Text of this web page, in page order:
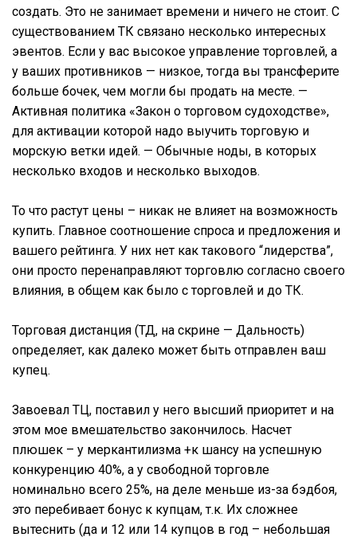
создать. Это не занимает времени и ничего не стоит. С
существованием ТК связано несколько интересных
эвентов. Если у вас высокое управление торговлей, а
у ваших противников — низкое, тогда вы трансферите
больше бочек, чем могли бы продать на месте. —
Активная политика «Закон о торговом судоходстве»,
для активации которой надо выучить торговую и
морскую ветки идей. — Обычные ноды, в которых
несколько входов и несколько выходов.
То что растут цены – никак не влияет на возможность
купить. Главное соотношение спроса и предложения и
вашего рейтинга. У них нет как такового “лидерства”,
они просто перенаправляют торговлю согласно своего
влияния, в общем как было с торговлей и до ТК.
Торговая дистанция (ТД, на скрине — Дальность)
определяет, как далеко может быть отправлен ваш
купец.
Завоевал ТЦ, поставил у него высший приоритет и на
этом мое вмешательство закончилось. Насчет
плюшек – у меркантилизма +к шансу на успешную
конкуренцию 40%, а у свободной торговле
номинально всего 25%, на деле меньше из-за бэдбоя,
это перебивает бонус к купцам, т.к. Их сложнее
вытеснить (да и 12 или 14 купцов в год – небольшая